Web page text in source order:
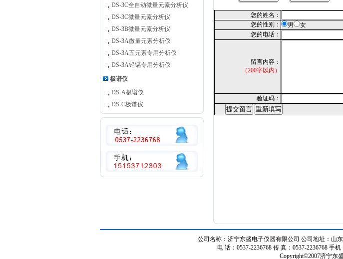
DS-3C全自动微量元素分析仪
DS-3C微量元素分析仪
DS-3B微量元素分析仪
DS-3A微量元素分析仪
DS-3A五元素专用分析仪
DS-3A铅镉专用分析仪
极谱仪
DS-A极谱仪
DS-C极谱仪
您的姓名：
您的性别：
男
女
您的电话：
留言内容：
（200字以内）
验证码：
公司名称：济宁东盛电子仪器有限公司 公司地址：山
电 话：0537-2236768 传 真：0537-2236768 手
Copyright©2007济宁东